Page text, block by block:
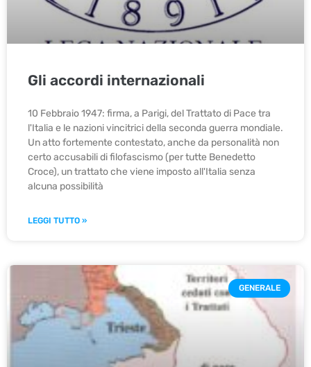
Gli accordi internazionali
10 Febbraio 1947: firma, a Parigi, del Trattato di Pace tra
l'Italia e le nazioni vincitrici della seconda guerra mondiale.
Un atto fortemente contestato, anche da personalità non
certo accusabili di filofascismo (per tutte Benedetto
Croce), un trattato che viene imposto all'Italia senza
alcuna possibilità
LEGGI TUTTO »
GENERALE